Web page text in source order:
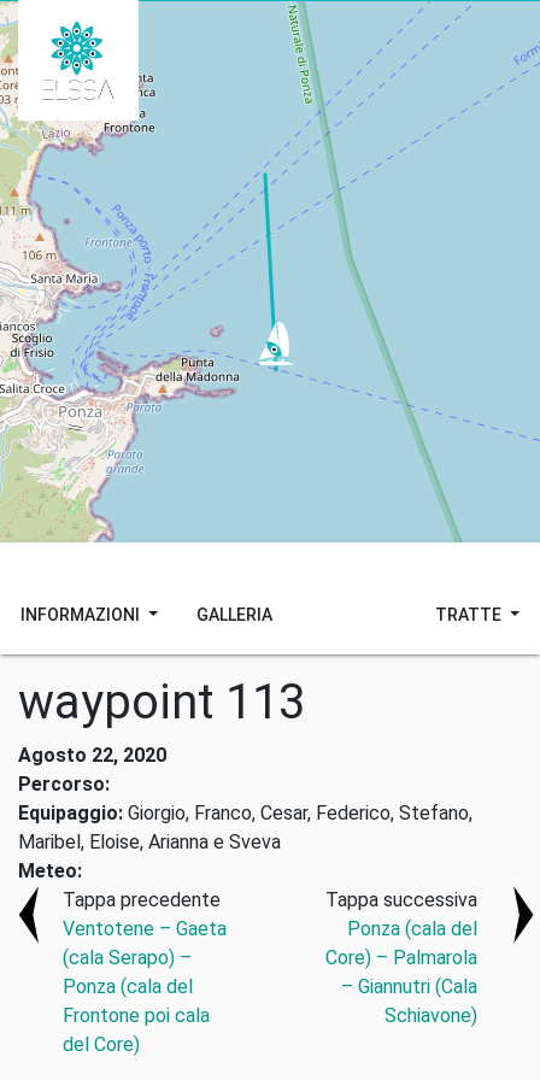
INFORMAZIONI GALLERIA TRATTE
waypoint 113
Agosto 22, 2020
Percorso:
Equipaggio: Giorgio, Franco, Cesar, Federico, Stefano,
Maribel, Eloise, Arianna e Sveva
Meteo:
Tappa precedente
Ventotene – Gaeta
(cala Serapo) –
Ponza (cala del
Frontone poi cala
del Core)
Tappa successiva
Ponza (cala del
Core) – Palmarola
– Giannutri (Cala
Schiavone)